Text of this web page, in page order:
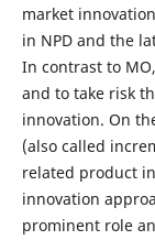
market
in NPD and the
In contrast to
and to take risk
innovation. On
(also called
related product
innovation
prominent role